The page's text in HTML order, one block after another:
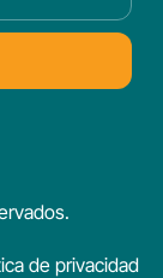
de privacidad